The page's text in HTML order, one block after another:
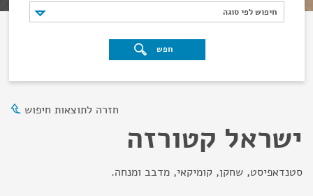
חיפוש לפי סוגה
חיפוש לפי סוגה
חפש
חזרה לתוצאות חיפוש
ישראל קטורזה
סטנדאפיסט, שחקן, קומיקאי, מדבב ומנחה.